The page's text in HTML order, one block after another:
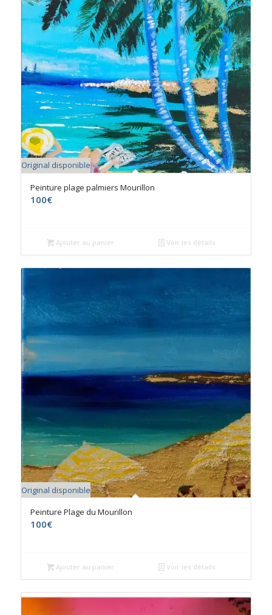
Original disponible
Peinture plage palmiers Mourillon
100€
Ajouter au panier Voir les détails
Original disponible
Peinture Plage du Mourillon
100€
Ajouter au panier Voir les détails